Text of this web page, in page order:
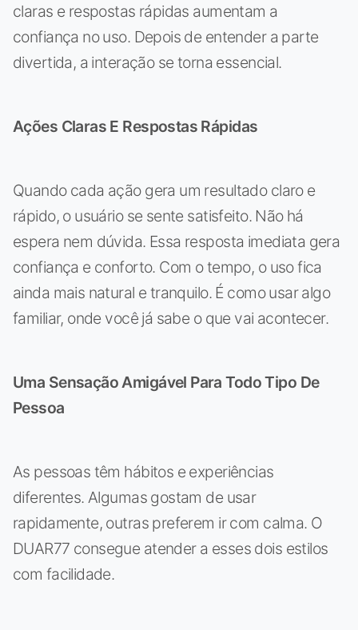
claras e respostas rápidas aumentam a
confiança no uso. Depois de entender a parte
divertida, a interação se torna essencial.
Ações Claras E Respostas Rápidas
Quando cada ação gera um resultado claro e
rápido, o usuário se sente satisfeito. Não há
espera nem dúvida. Essa resposta imediata gera
confiança e conforto. Com o tempo, o uso fica
ainda mais natural e tranquilo. É como usar algo
familiar, onde você já sabe o que vai acontecer.
Uma Sensação Amigável Para Todo Tipo De
Pessoa
As pessoas têm hábitos e experiências
diferentes. Algumas gostam de usar
rapidamente, outras preferem ir com calma. O
DUAR77 consegue atender a esses dois estilos
com facilidade.